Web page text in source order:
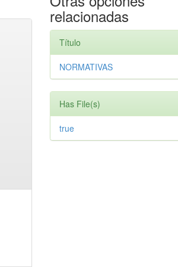
relacionadas
Título
NORMATIVAS
Has File(s)
true